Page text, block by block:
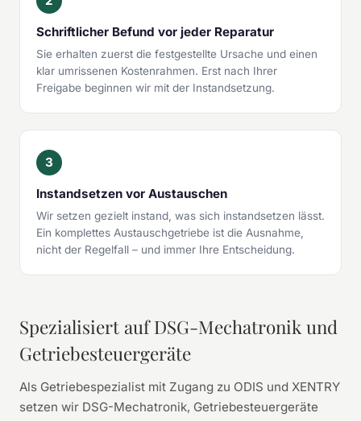
Schriftlicher Befund vor jeder Reparatur
Sie erhalten zuerst die festgestellte Ursache und einen
klar umrissenen Kostenrahmen. Erst nach Ihrer
Freigabe beginnen wir mit der Instandsetzung.
3
Instandsetzen vor Austauschen
Wir setzen gezielt instand, was sich instandsetzen lässt.
Ein komplettes Austauschgetriebe ist die Ausnahme,
nicht der Regelfall – und immer Ihre Entscheidung.
Spezialisiert auf DSG-Mechatronik und
Getriebesteuergeräte
Als Getriebespezialist mit Zugang zu ODIS und XENTRY
setzen wir DSG-Mechatronik, Getriebesteuergeräte